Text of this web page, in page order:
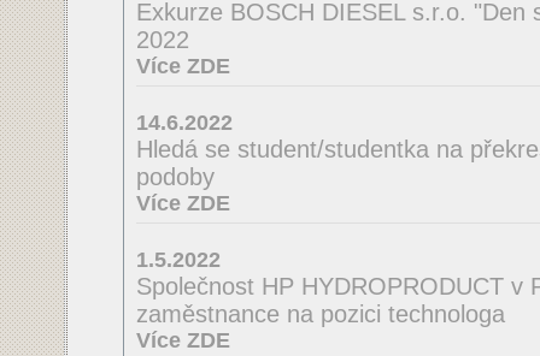
Exkurze BOSCH DIESEL s.r.o. "Den
2022
Více ZDE
14.6.2022
Hledá se student/studentka na
podoby
Více ZDE
1.5.2022
Společnost HP HYDROPRODUCT v
zaměstnance na pozici technologa
Více ZDE